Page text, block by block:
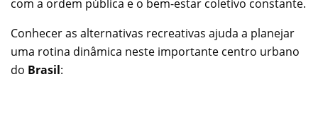
com a ordem pública e o bem-estar coletivo constante.
Conhecer as alternativas recreativas ajuda a planejar
uma rotina dinâmica neste importante centro urbano
do Brasil: